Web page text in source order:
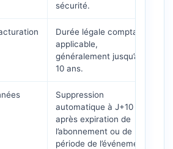
sécurité.
Durée légale comptable
applicable,
généralement jusqu’à
10 ans.
Suppression
automatique à J+10
après expiration de
l’abonnement ou de la
période de l’événement,